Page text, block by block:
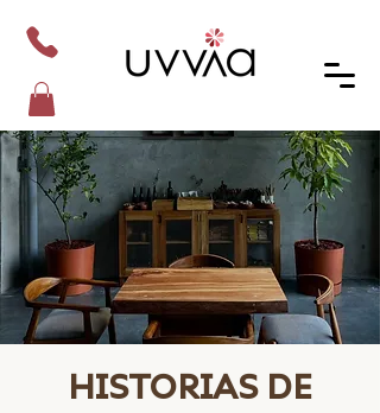
HISTORIAS DE